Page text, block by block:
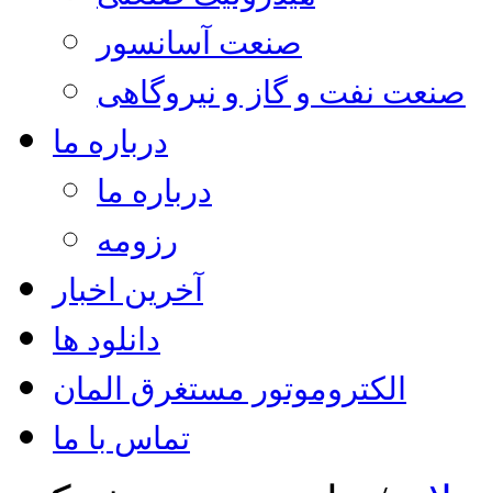
صنعت آسانسور
صنعت نفت و گاز و نیروگاهی
درباره ما
درباره ما
رزومه
آخرین اخبار
دانلود ها
الکتروموتور مستغرق المان
تماس با ما